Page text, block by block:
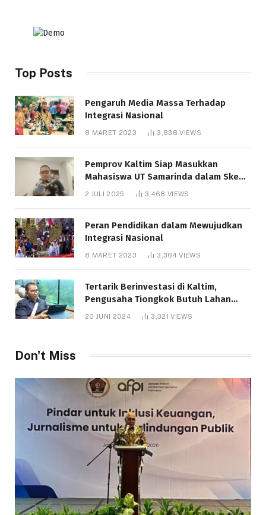
Top Posts
Pengaruh Media Massa Terhadap
Integrasi Nasional
8 MARET 2023 3,838VIEWS
Pemprov Kaltim Siap Masukkan
Mahasiswa UT Samarinda dalam Skema
Bantuan Pendidikan Gratispol
2 JULI 2025 3,468 VIEWS
Peran Pendidikan dalam Mewujudkan
Integrasi Nasional
8 MARET 2023 3,364VIEWS
Tertarik Berinvestasi di Kaltim,
Pengusaha Tiongkok Butuh Lahan
1.000 Hektare
20 JUNI 2024 3,321VIEWS
Don't Miss